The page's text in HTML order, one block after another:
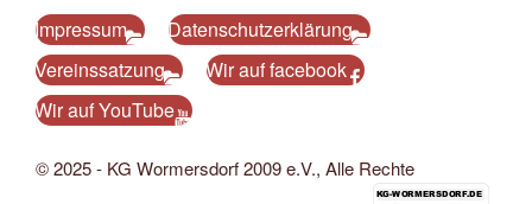
Impressum
Datenschutzerklärung
Vereinssatzung
Wir auf facebook
Wir auf YouTube
© 2025 - KG Wormersdorf 2009 e.V., Alle Rechte